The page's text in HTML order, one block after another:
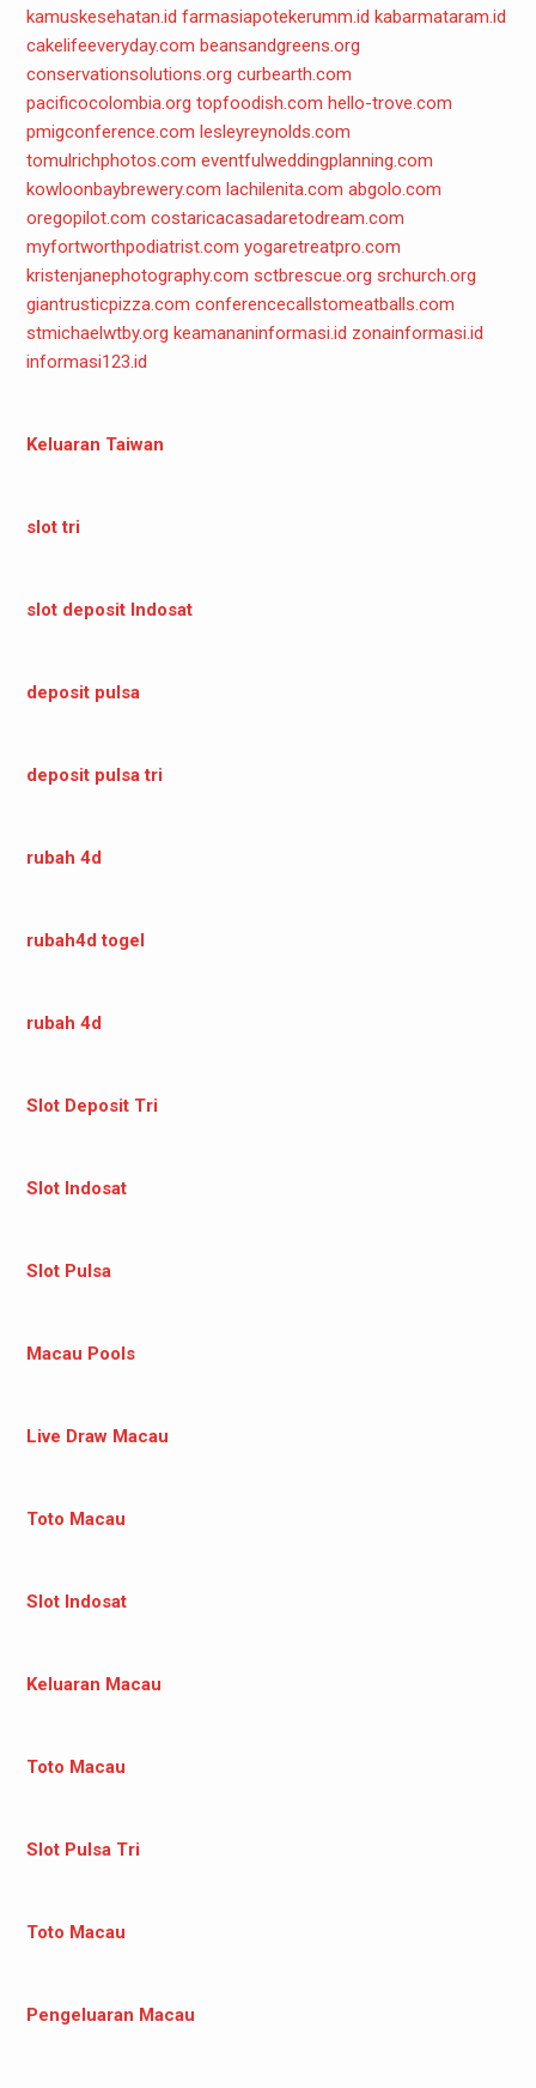
kamuskesehatan.id farmasiapotekerumm.id kabarmataram.id
cakelifeeveryday.com beansandgreens.org
conservationsolutions.org curbearth.com
pacificocolombia.org topfoodish.com hello-trove.com
pmigconference.com lesleyreynolds.com
tomulrichphotos.com eventfulweddingplanning.com
kowloonbaybrewery.com lachilenita.com abgolo.com
oregopilot.com costaricacasadaretodream.com
myfortworthpodiatrist.com yogaretreatpro.com
kristenjanephotography.com sctbrescue.org srchurch.org
giantrusticpizza.com conferencecallstomeatballs.com
stmichaelwtby.org keamananinformasi.id zonainformasi.id
informasi123.id
Keluaran Taiwan
slot tri
slot deposit Indosat
deposit pulsa
deposit pulsa tri
rubah 4d
rubah4d togel
rubah 4d
Slot Deposit Tri
Slot Indosat
Slot Pulsa
Macau Pools
Live Draw Macau
Toto Macau
Slot Indosat
Keluaran Macau
Toto Macau
Slot Pulsa Tri
Toto Macau
Pengeluaran Macau